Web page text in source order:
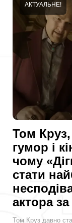
Том
гумор і
чому
стати
актора за
АКТУАЛЬНЕ!
Том Круз давно